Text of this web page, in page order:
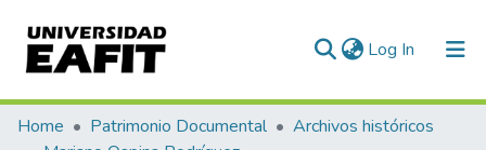
Log In (current)
Communities & Collections
Home Patrimonio Documental
Archivos históricos